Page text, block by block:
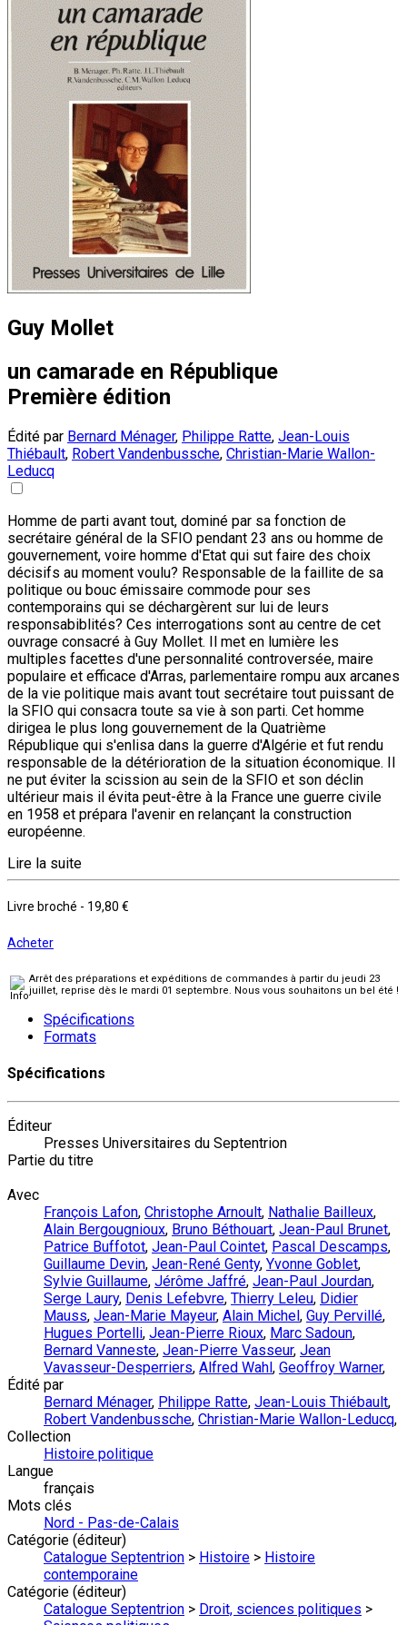
Guy Mollet
un camarade en République
Première édition
Édité par Bernard Ménager, Philippe Ratte, Jean-Louis
Thiébault, Robert Vandenbussche, Christian-Marie Wallon-
Leducq
Homme de parti avant tout, dominé par sa fonction de
secrétaire général de la SFIO pendant 23 ans ou homme de
gouvernement, voire homme d'Etat qui sut faire des choix
décisifs au moment voulu? Responsable de la faillite de sa
politique ou bouc émissaire commode pour ses
contemporains qui se déchargèrent sur lui de leurs
responsabiblités? Ces interrogations sont au centre de cet
ouvrage consacré à Guy Mollet. Il met en lumière les
multiples facettes d'une personnalité controversée, maire
populaire et efficace d'Arras, parlementaire rompu aux arcanes
de la vie politique mais avant tout secrétaire tout puissant de
la SFIO qui consacra toute sa vie à son parti. Cet homme
dirigea le plus long gouvernement de la Quatrième
République qui s'enlisa dans la guerre d'Algérie et fut rendu
responsable de la détérioration de la situation économique. Il
ne put éviter la scission au sein de la SFIO et son déclin
ultérieur mais il évita peut-être à la France une guerre civile
en 1958 et prépara l'avenir en relançant la construction
européenne.
Lire la suite
Livre broché - 19,80 €
Acheter
Arrêt des préparations et expéditions de commandes à partir du jeudi 23
juillet, reprise dès le mardi 01 septembre. Nous vous souhaitons un bel été !
Spécifications
Formats
Spécifications
Éditeur
Presses Universitaires du Septentrion
Partie du titre
Avec
François Lafon, Christophe Arnoult, Nathalie Bailleux,
Alain Bergougnioux, Bruno Béthouart, Jean-Paul Brunet,
Patrice Buffotot, Jean-Paul Cointet, Pascal Descamps,
Guillaume Devin, Jean-René Genty, Yvonne Goblet,
Sylvie Guillaume, Jérôme Jaffré, Jean-Paul Jourdan,
Serge Laury, Denis Lefebvre, Thierry Leleu, Didier
Mauss, Jean-Marie Mayeur, Alain Michel , Guy Pervillé,
Hugues Portelli, Jean-Pierre Rioux, Marc Sadoun,
Bernard Vanneste, Jean-Pierre Vasseur, Jean
Vavasseur-Desperriers, Alfred Wahl , Geoffroy Warner,
Édité par
Bernard Ménager, Philippe Ratte, Jean-Louis Thiébault,
Robert Vandenbussche, Christian-Marie Wallon-Leducq,
Collection
Histoire politique
Langue
français
Mots clés
Nord - Pas-de-Calais
Catégorie (éditeur)
Catalogue Septentrion > Histoire > Histoire
contemporaine
Catégorie (éditeur)
Catalogue Septentrion > Droit, sciences politiques >